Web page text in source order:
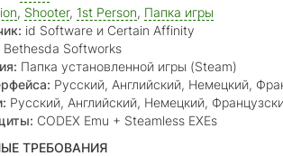
, Shooter, 1st Person, Папка игры
id Software и Certain Affinity
Bethesda Softworks
Папка установленной игры (Steam)
Русский, Английский, Немецкий,
Португальский бразильский, Польский,
Русский, Английский, Немецкий,
Португальский бразильский, Польский,
CODEX Emu + Steamless EXEs
ТРЕБОВАНИЯ